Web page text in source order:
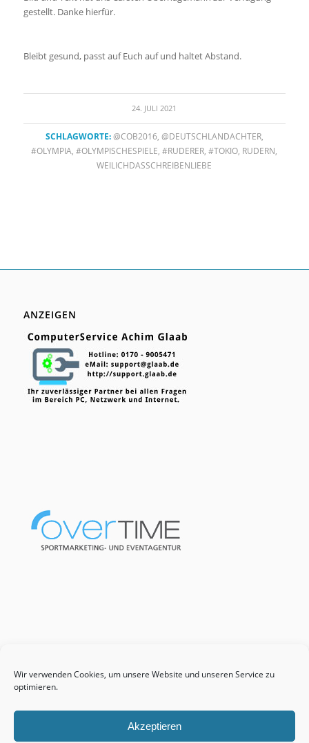
Wir verwenden Cookies, um unsere Website und unseren Service zu
optimieren.
Akzeptieren
gestellt. Danke hierfür.
Bleibt gesund, passt auf Euch auf und haltet Abstand.
24. JULI 2021
SCHLAGWORTE:@COB2016, @DEUTSCHLANDACHTER,
#OLYMPIA ,#OLYMPISCHESPIELE ,#RUDERER ,#TOKIO RUDERN
WEILICHDASSCHREIBENLIEBE
ANZEIGEN